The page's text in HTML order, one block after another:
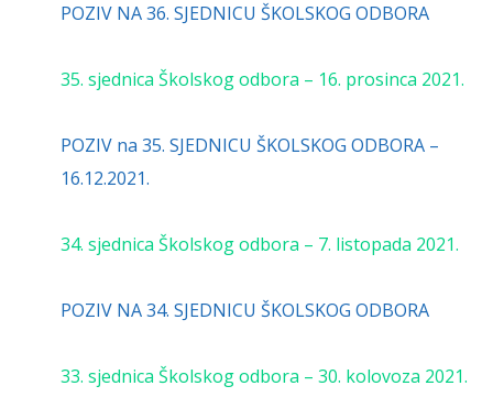
POZIV NA 36. SJEDNICU ŠKOLSKOG ODBORA
35. sjednica Školskog odbora – 16. prosinca 2021.
POZIV na 35. SJEDNICU ŠKOLSKOG ODBORA –
16.12.2021.
34. sjednica Školskog odbora – 7. listopada 2021.
POZIV NA 34. SJEDNICU ŠKOLSKOG ODBORA
33. sjednica Školskog odbora – 30. kolovoza 2021.